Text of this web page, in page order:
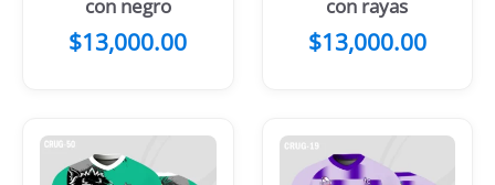
con negro
$13,000.00
con rayas
$13,000.00